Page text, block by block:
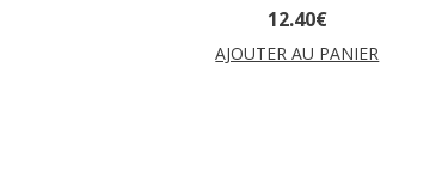
12.40€
AJOUTER AU PANIER